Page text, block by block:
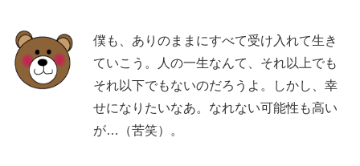
僕も、ありのままにすべて受け入れて生き
ていこう。人の一生なんて、それ以上でも
それ以下でもないのだろうよ。しかし、幸
せになりたいなあ。なれない可能性も高い
が…（苦笑）。